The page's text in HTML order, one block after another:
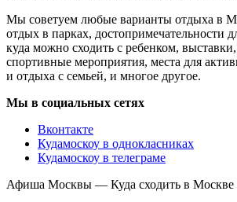
Мы советуем любые варианты отдыха в
отдых в парках, достопримечательности
куда можно сходить с ребенком,
спортивные мероприятия, места для
и отдыха с семьей, и многое другое.
Мы в социальных сетях
Вконтакте
Кудамоскоу в однокласниках
Кудамоскоу в телеграме
Афиша Москвы — Куда сходить в Москве